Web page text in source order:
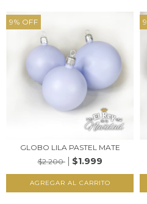
9% OFF
GLOBO LILA PASTEL MATE
$2.200
$1.999
AGREGAR AL CARRITO
9